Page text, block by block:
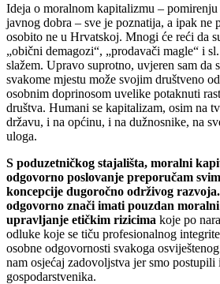
Ideja o moralnom kapitalizmu –
javnog dobra – sve je poznatija, a ipak ne
osobito ne u Hrvatskoj. Mnogi će reći da
„obični demagozi“, „prodavači magle“ i
slažem. Upravo suprotno, uvjeren sam da
svakome mjestu može svojim društveno
osobnim doprinosom uvelike potaknuti
društva. Humani se kapitalizam, osim na
državu, i na općinu, i na dužnosnike, na
uloga.
S poduzetničkog stajališta, moralni
odgovorno poslovanje preporučam
koncepcije dugoročno održivog
odgovorno znači imati pouzdan
upravljanje etičkim rizicima koje po
odluke koje se tiču profesionalnog
osobne odgovornosti svakoga
nam osjećaj zadovoljstva jer smo
gospodarstvenika.